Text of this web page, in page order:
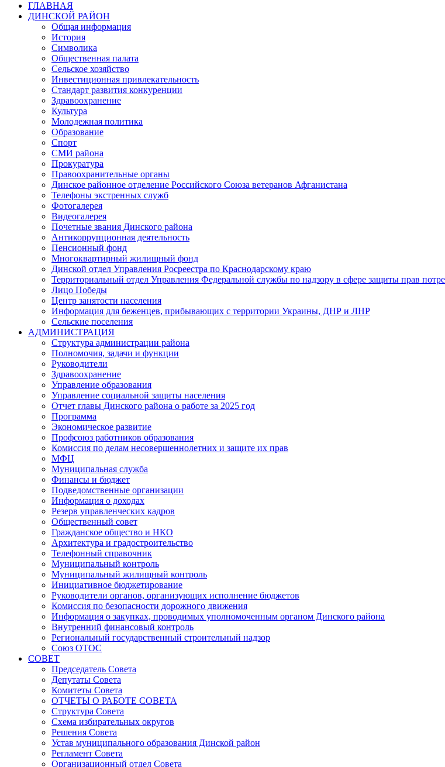
ГЛАВНАЯ
ДИНСКОЙ РАЙОН
Общая информация
История
Символика
Общественная палата
Сельское хозяйство
Инвестиционная привлекательность
Стандарт развития конкуренции
Здравоохранение
Культура
Молодежная политика
Образование
Спорт
СМИ района
Прокуратура
Правоохранительные органы
Динское районное отделение Российского Союза ветеранов Афганистана
Телефоны экстренных служб
Фотогалерея
Видеогалерея
Почетные звания Динского района
Антикоррупционная деятельность
Пенсионный фонд
Многоквартирный жилищный фонд
Динской отдел Управления Росреестра по Краснодарскому краю
Территориальный отдел Управления Федеральной службы по надзору в сфере защиты прав
Лицо Победы
Центр занятости населения
Информация для беженцев, прибывающих с территории Украины, ДНР и ЛНР
Сельские поселения
АДМИНИСТРАЦИЯ
Структура администрации района
Полномочия, задачи и функции
Руководители
Здравоохранение
Управление образования
Управление социальной защиты населения
Отчет главы Динского района о работе за 2025 год
Программа
Экономическое развитие
Профсоюз работников образования
Комиссия по делам несовершеннолетних и защите их прав
МФЦ
Муниципальная служба
Финансы и бюджет
Подведомственные организации
Информация о доходах
Резерв управленческих кадров
Общественный совет
Гражданское общество и НКО
Архитектура и градостроительство
Телефонный справочник
Муниципальный контроль
Муниципальный жилищный контроль
Инициативное бюджетирование
Руководители органов, организующих исполнение бюджетов
Комиссия по безопасности дорожного движения
Информация о закупках, проводимых уполномоченным органом Динского района
Внутренний финансовый контроль
Региональный государственный строительный надзор
Союз ОТОС
СОВЕТ
Председатель Совета
Депутаты Совета
Комитеты Совета
ОТЧЕТЫ О РАБОТЕ СОВЕТА
Структура Совета
Схема избирательных округов
Решения Совета
Устав муниципального образования Динской район
Регламент Совета
Организационный отдел Совета